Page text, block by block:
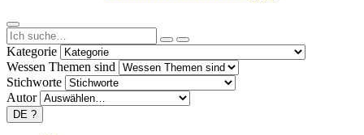
Kategorie
Wessen Themen sind
Stichworte
Autor
DE ?